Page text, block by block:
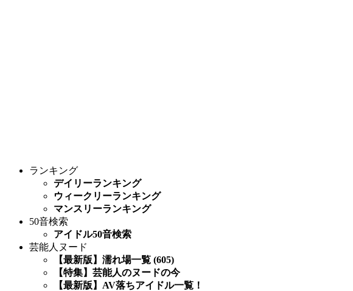
ランキング
デイリーランキング
ウィークリーランキング
マンスリーランキング
50音検索
アイドル50音検索
芸能人ヌード
【最新版】濡れ場一覧 (605)
【特集】芸能人のヌードの今
【最新版】AV落ちアイドル一覧！